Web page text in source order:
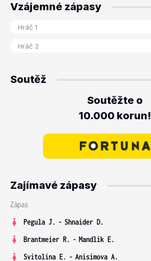
Vzájemné zápasy
Soutěž
Soutěžte o
10.000 korun!
Zajímavé zápasy
Zápas
Pegula J. - Shnaider D.
Brantmeier R. - Mandlik E.
Svitolina E. - Anisimova A.